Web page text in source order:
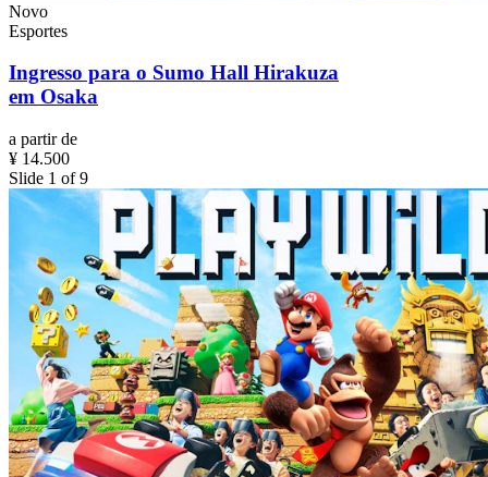
Novo
Esportes
Ingresso para o Sumo Hall Hirakuza
em Osaka
a partir de
¥ 14.500
Slide 1 of 9